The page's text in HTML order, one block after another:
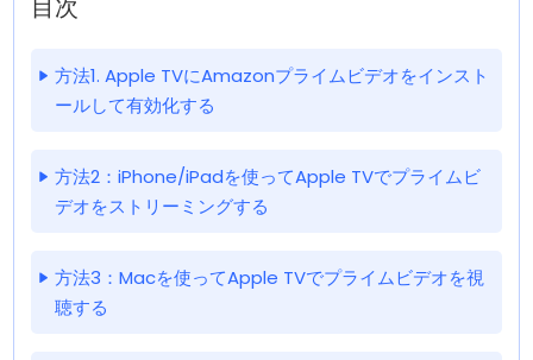
目次
方法1. Apple TVにAmazonプライムビデオをインスト
ールして有効化する
方法2：iPhone/iPadを使ってApple TVでプライムビ
デオをストリーミングする
方法3：Macを使ってApple TVでプライムビデオを視
聴する